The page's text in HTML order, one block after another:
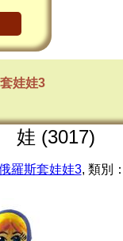
娃娃3
娃 (3017)
羅斯套娃娃3, 類別：